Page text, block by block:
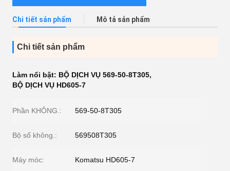
Chi tiết sản phẩm Mô tả sản phẩm
Chi tiết sản phẩm
Làm nổi bật: BỘ DỊCH VỤ 569-50-8T305,
BỘ DỊCH VỤ HD605-7
Phần KHÔNG.: 569-50-8T305
Bộ số không.: 569508T305
Máy móc: Komatsu HD605-7